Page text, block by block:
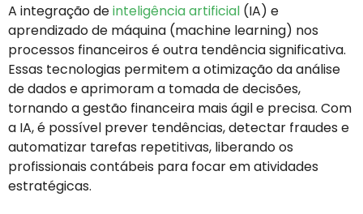
A integração deinteligência artificial (IA) e
aprendizado de máquina (machine learning) nos
processos financeiros é outra tendência significativa.
Essas tecnologias permitem a otimização da análise
de dados e aprimoram a tomada de decisões,
tornando a gestão financeira mais ágil e precisa. Com
a IA, é possível prever tendências, detectar fraudes e
automatizar tarefas repetitivas, liberando os
profissionais contábeis para focar em atividades
estratégicas.